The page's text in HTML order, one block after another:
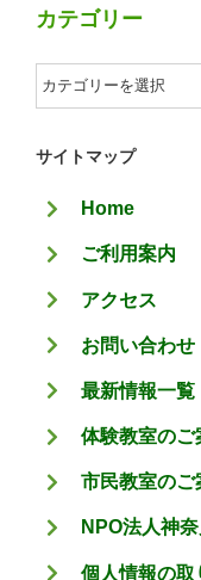
カテゴリー
カ
テ
ゴ
ー
サイトマップ
Home
ご利用案内
アクセス
お問い合わせ
最新情報一覧
体験教室のご
市民教室のご
NPO法人神
個人情報の取